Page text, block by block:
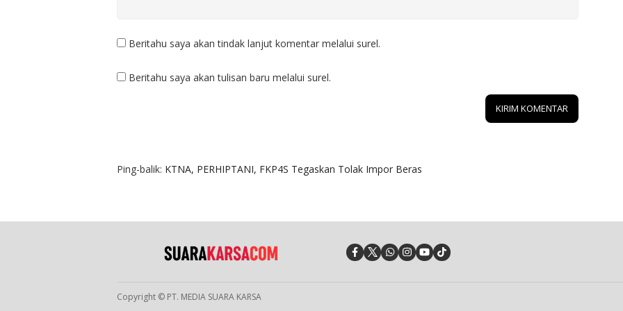
Beritahu saya akan tindak lanjut komentar melalui surel.
Beritahu saya akan tulisan baru melalui surel.
Ping-balik: KTNA, PERHIPTANI, FKP4S Tegaskan Tolak Impor Beras
Copyright © PT. MEDIA SUARA KARSA